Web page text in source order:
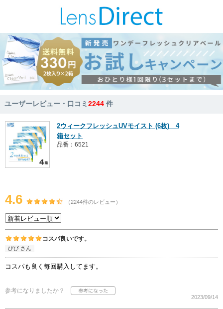
ユーザーレビュー・口コミ2244 件
2ウィークフレッシュUVモイスト (6枚) 4
箱セット
品番：6521
4.6 （2244件のレビュー）
コスパ良いです。
びび さん
コスパも良く毎回購入してます。
参考になりましたか？
2023/09/14